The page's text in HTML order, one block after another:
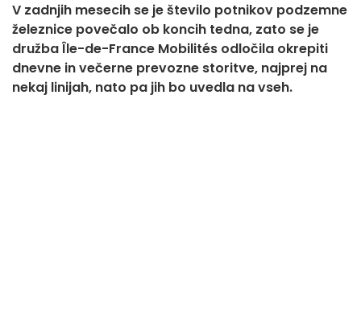
V zadnjih mesecih se je število potnikov podzemne
železnice povečalo ob koncih tedna, zato se je
družba Île-de-France Mobilités odločila okrepiti
dnevne in večerne prevozne storitve, najprej na
nekaj linijah, nato pa jih bo uvedla na vseh.